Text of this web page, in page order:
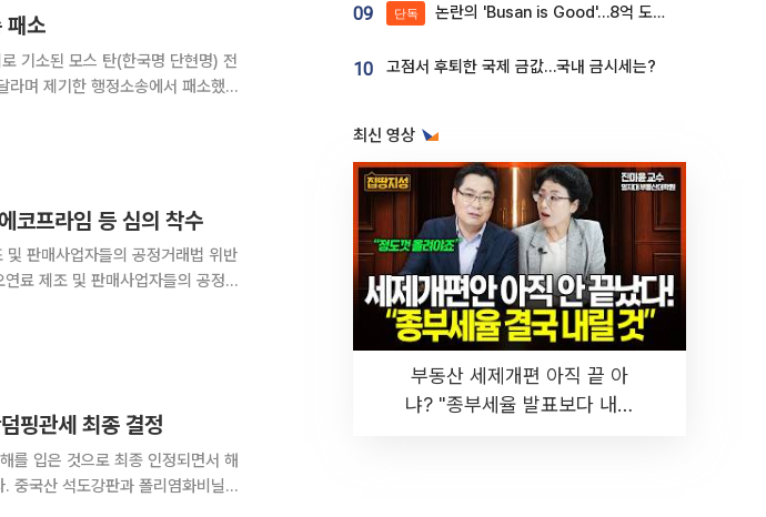
패소
라며 제기한 행정소송에서 패소했
코프라임 등 심의 착수
판매사업자들의 공정거래법 위반
임
핑관세 최종 결정
를 입은 것으로 최종 인정되면서 해
09 단독 논란의 'Busan is Good'…8억 도시브랜드, 용산 대통령실 CI 업체가 수행
10 고점서 후퇴한 국제 금값…국내 금시세는?
최신 영상
부동산 세제개편 아직 끝 아
냐? "종부세율 발표보다 내릴